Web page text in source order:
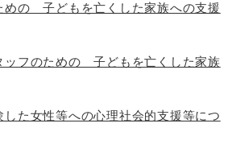
めの 子どもを亡くした家族への支援
ッフのための 子どもを亡くした家族
た女性等への心理社会的支援等につ